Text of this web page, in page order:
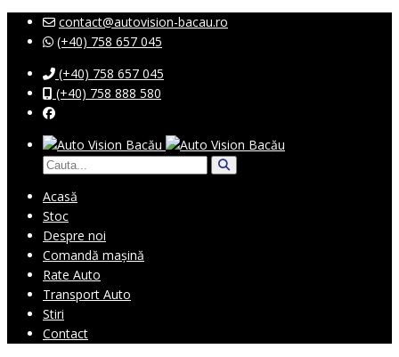
contact@autovision-bacau.ro
(+40) 758 657 045
(+40) 758 657 045
(+40) 758 888 580
Acasă
Stoc
Despre noi
Comandă mașină
Rate Auto
Transport Auto
Stiri
Contact